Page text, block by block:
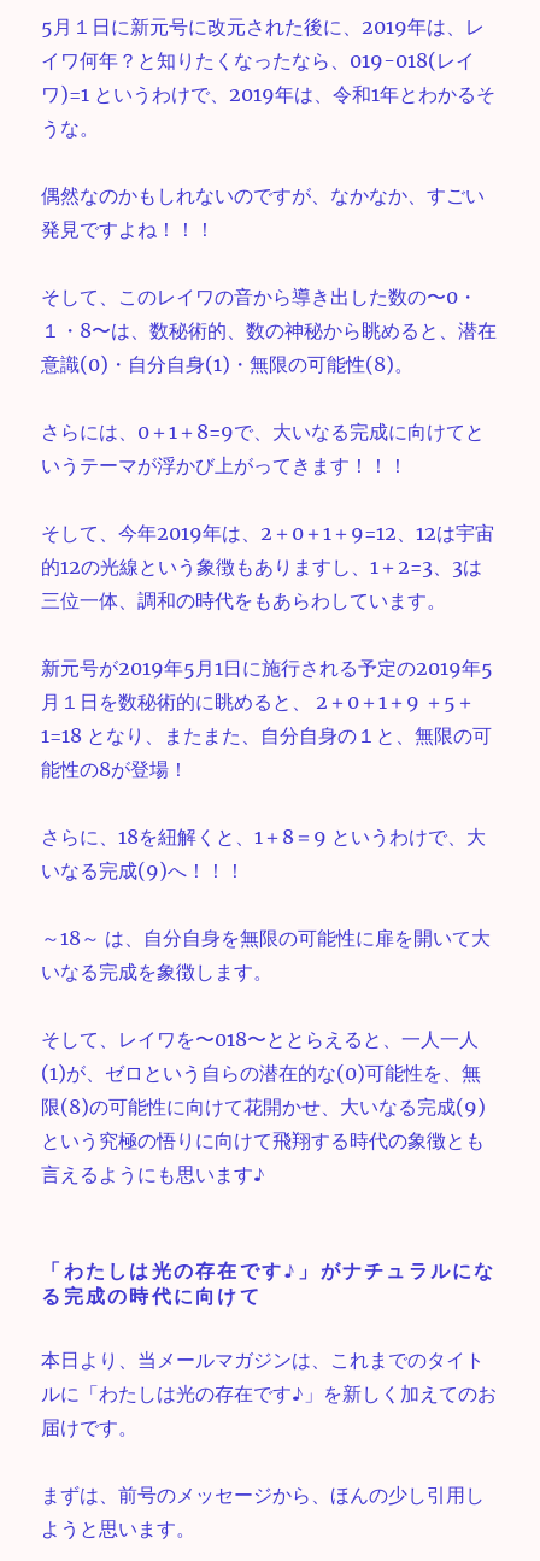
5月１日に新元号に改元された後に、2019年は、レ
イワ何年？と知りたくなったなら、019-018(レイ
ワ)=1 というわけで、2019年は、令和1年とわかるそ
うな。
偶然なのかもしれないのですが、なかなか、すごい
発見ですよね！！！
そして、このレイワの音から導き出した数の〜0・
１・8〜は、数秘術的、数の神秘から眺めると、潜在
意識(0)・自分自身(1)・無限の可能性(8)。
さらには、0＋1＋8=9で、大いなる完成に向けてと
いうテーマが浮かび上がってきます！！！
そして、今年2019年は、2＋0＋1＋9=12、12は宇宙
的12の光線という象徴もありますし、1＋2=3、3は
三位一体、調和の時代をもあらわしています。
新元号が2019年5月1日に施行される予定の2019年5
月１日を数秘術的に眺めると、 2＋0＋1＋9 ＋5＋
1=18 となり、またまた、自分自身の１と、無限の可
能性の8が登場！
さらに、18を紐解くと、1＋8＝9 というわけで、大
いなる完成(9)へ！！！
～18～ は、自分自身を無限の可能性に扉を開いて大
いなる完成を象徴します。
そして、レイワを〜018〜ととらえると、一人一人
(1)が、ゼロという自らの潜在的な(0)可能性を、無
限(8)の可能性に向けて花開かせ、大いなる完成(9)
という究極の悟りに向けて飛翔する時代の象徴とも
言えるようにも思います♪
「わたしは光の存在です♪」がナチュラルにな
る完成の時代に向けて
本日より、当メールマガジンは、これまでのタイト
ルに「わたしは光の存在です♪」を新しく加えてのお
届けです。
まずは、前号のメッセージから、ほんの少し引用し
ようと思います。